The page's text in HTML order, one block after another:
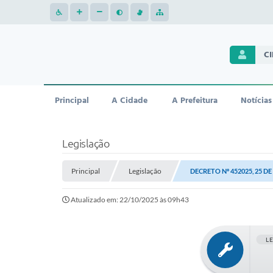
Principal A Cidade A Prefeitura Notícias
Legislação
Principal Legislação DECRETO Nº 452025, 25
Atualizado em: 22/10/2025 às 09h43